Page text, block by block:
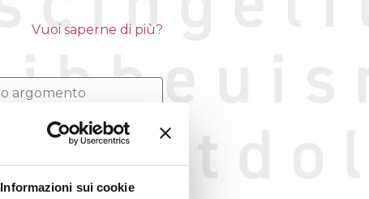
Informazioni sui cookie
Vuoi saperne di più?